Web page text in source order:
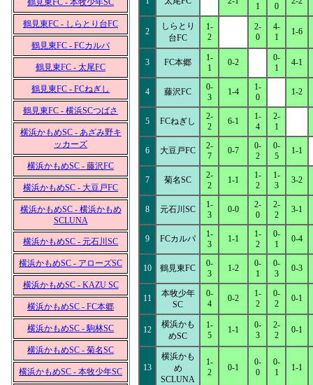
鶴見東FC - 本牧少年SC
鶴見東FC - しらとり台FC
鶴見東FC - FCカルパ
鶴見東FC - 太尾FC
鶴見東FC - FCねぎし
鶴見東FC - 横浜SCつばさ
横浜かもめSC - あざみ野キ
ッカーズ
横浜かもめSC - 藤沢FC
横浜かもめSC - 大豆戸FC
横浜かもめSC - 横浜かもめ
SCLUNA
横浜かもめSC - 元石川SC
横浜かもめSC - アローズSC
横浜かもめSC - KAZU SC
横浜かもめSC - FC本郷
横浜かもめSC - 駒林SC
横浜かもめSC - 菊名SC
横浜かもめSC - 本牧少年SC
1
0
2
しらとり
台FC
1-
2
2-
0
4-
1
1-6
3 FC本郷
1-
1
0-2
0-
1
4-1
4 藤沢FC
0-
3
1-4
1-
0
1-2
5 FCねぎし
2-
2
6-1
1-
4
2-
1
6 大豆戸FC
2-
7
0-7
0-
2
0-
5
1-1
7 菊名SC
2-
2
1-1
1-
2
1-
3
3-2
8 元石川SC
1-
3
0-0
2-
0
2-
2
3-1
9 FCカルパ
1-
3
1-1
1-
2
0-
1
0-4
10 鶴見東FC
0-
3
1-2
0-
1
0-
3
0-3
11
本牧少年
SC
0-
4
0-2
1-
2
0-
2
0-1
12
横浜かも
めSC
1-
5
1-1
0-
3
2-
2
0-1
13
横浜かも
め
SCLUNA
1-
2
0-1
0-
0
0-
1
1-1